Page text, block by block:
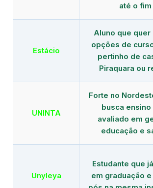
até o fim
Estácio
Aluno que quer
opções de
pertinho de
Piraquara ou
UNINTA
Forte no
busca ensino
avaliado em
educação e
Unyleya
Estudante que
em graduação